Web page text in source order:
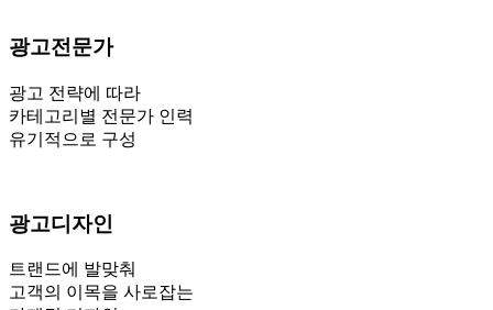
광고전문가
광고 전략에 따라
카테고리별 전문가 인력
유기적으로 구성
광고디자인
트랜드에 발맞춰
고객의 이목을 사로잡는